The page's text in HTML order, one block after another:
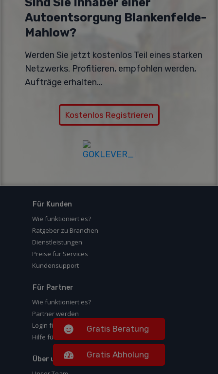
Autoentsorgung Blankenfelde-
Mahlow?
Werden Sie jetzt kostenlos Teil eines starken
Netzwerks. Profitieren, empfohlen werden,
Aufträge erhalten...
Kostenlos Registrieren
Für Kunden
Wie funktioniert es?
Ratgeber zu Branchen
Dienstleistungen
Preise für Services
Kundensupport
Für Partner
Wie funktioniert es?
Partner werden
Login für Partner
Hilfe für Partner
Über uns
Gratis Beratung
Gratis Abholung